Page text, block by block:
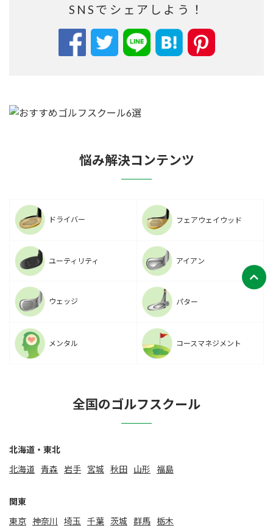
SNSでシェアしよう！
悩み解決コンテンツ
ドライバー フェアウェイウッド
ユーティリティ アイアン
ウェッジ パター
メンタル コースマネジメント
全国のゴルフスクール
北海道・東北
北海道 ⻘森 岩手 宮城 秋田 山形 福島
関東
東京 神奈川 埼玉 千葉 茨城 群馬 栃木